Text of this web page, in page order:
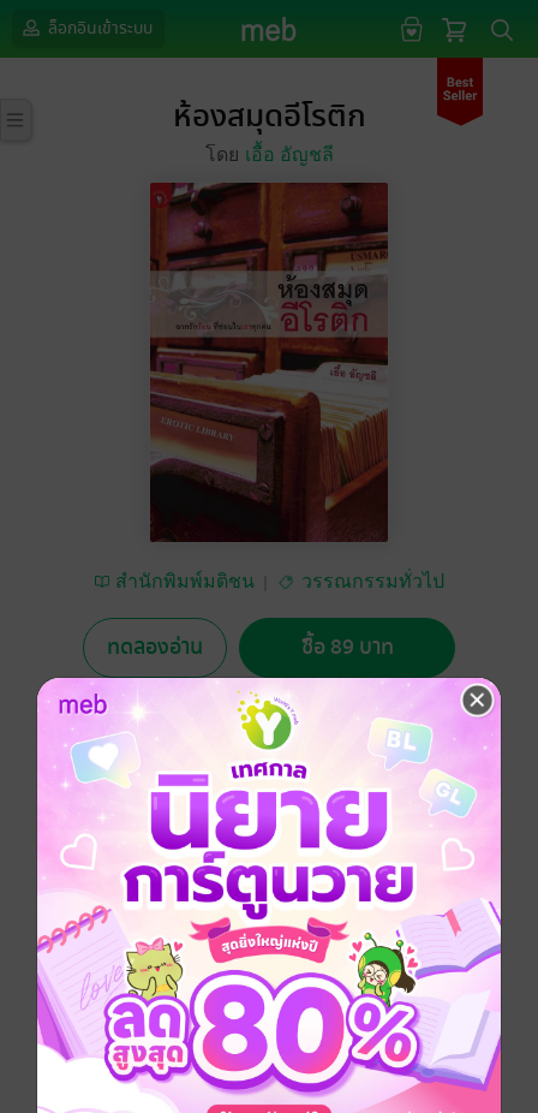
ล็อกอินเข้าระบบ
ห้องสมุดอีโรติก
โดย เอื้อ อัญชลี
สำนักพิมพ์มติชน วรรณกรรมทั่วไป
ทดลองอ่าน ซื้อ 89 บาท
3 Rating
อยากได้ ซื้อเป็นของขวัญ ติดตาม แชร์
รวมบทความว่าด้วยฉากอีโรติกในวรรณกรรมไทยและ
ต่างประเทศ วิเคราะห์ด้วยทฤษฎีจิตวิเคราะห์ เช่นของฟ
รอยด์หรือด้วยทฤษฎีวรรณกรรมอื่นเช่นของจาค ลากอง
วิเคราะห์ทั้งฉากและตัวละครในฉากร้อนๆ เป็นการนำ
เสนอมุมมองใหม่ทางวรรณกรรม อ่านเพลินได้สาระ
ประเภทไฟล์ pdf